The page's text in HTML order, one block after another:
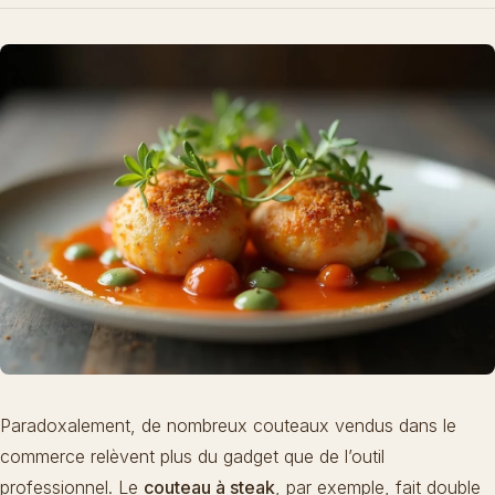
Paradoxalement, de nombreux couteaux vendus dans le
commerce relèvent plus du gadget que de l’outil
professionnel. Le couteau à steak, par exemple, fait double